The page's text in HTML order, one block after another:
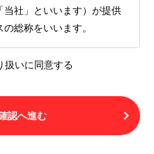
当社」といいます）が提供
総称をいいます。
下「利用者」といいます）
個人情報の取り扱いについ
とみなされます。不承諾
しないことをもってのみ
扱いに同意する
認へ進む